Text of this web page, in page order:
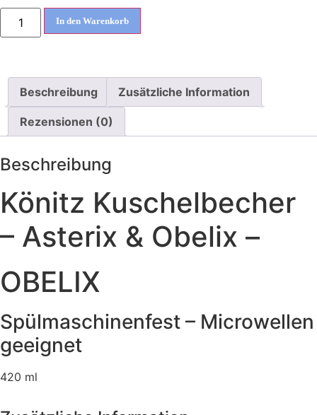
In den Warenkorb
Beschreibung Zusätzliche Information
Rezensionen (0)
Beschreibung
Könitz Kuschelbecher
– Asterix & Obelix –
OBELIX
Spülmaschinenfest – Microwellen
geeignet
420 ml